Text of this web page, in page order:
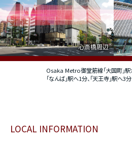
心斎橋周辺
Osaka Metro御堂筋線「大国町」
「なんば」駅へ1分、「天王寺」駅へ3
LOCAL INFORMATION